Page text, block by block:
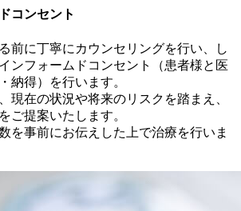
コンセント
前に丁寧にカウンセリングを行い、し
ンフォームドコンセント（患者様と医
納得）を行います。
現在の状況や将来のリスクを踏まえ、
ご提案いたします。
を事前にお伝えした上で治療を行いま